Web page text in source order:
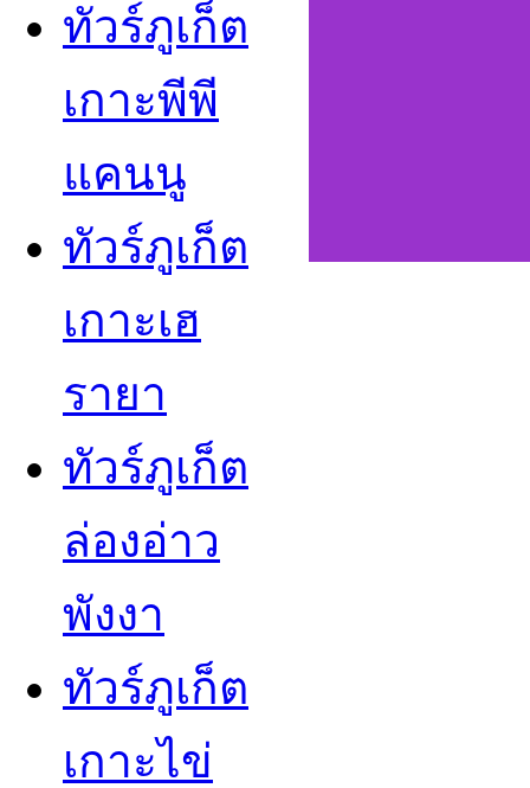
ทัวร์ภูเก็ต
เกาะพีพี
แคนน
ทัวร์ภูเก็ต
เกาะเฮ
รายา
ทัวร์ภูเก็ต
ล่องอ่าว
พังงา
ทัวร์ภูเก็ต
เกาะไข่